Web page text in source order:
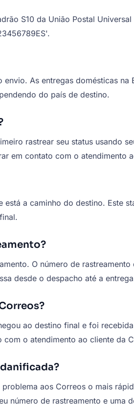
S10 da União Postal
As entregas domésticas na
do país de destino.
rastrear seu status usando
em contato com o atendimento
a caminho do destino. Este
O número de
desde o despacho até a
ao destino final e foi
o atendimento ao cliente da
aos Correos o mais
de rastreamento e uma